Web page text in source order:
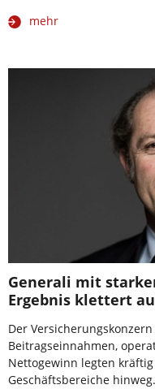
mehr
Generali mit
Ergebnis klettert
Der
Beitragseinnahmen,
Nettogewinn legten
Geschäftsbereiche hinweg.